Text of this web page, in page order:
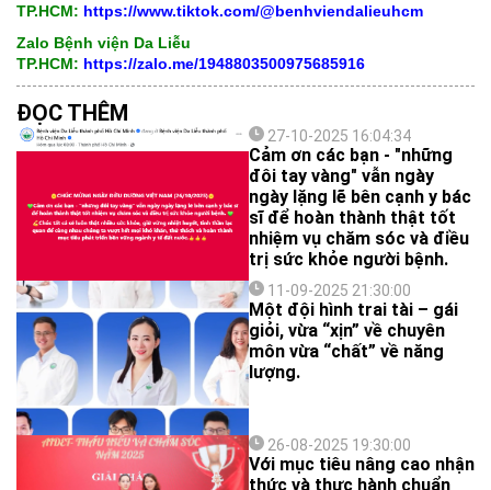
TP.HCM: https://www.tiktok.com/@benhviendalieuhcm
Zalo Bệnh viện Da Liễu
TP.HCM: https://zalo.me/1948803500975685916
ĐỌC THÊM
27-10-2025 16:04:34
Cảm ơn các bạn - "những
đôi tay vàng" vẫn ngày
ngày lặng lẽ bên cạnh y bác
sĩ để hoàn thành thật tốt
nhiệm vụ chăm sóc và điều
trị sức khỏe người bệnh.
11-09-2025 21:30:00
Một đội hình trai tài – gái
giỏi, vừa “xịn” về chuyên
môn vừa “chất” về năng
lượng.
26-08-2025 19:30:00
Với mục tiêu nâng cao nhận
thức và thực hành chuẩn